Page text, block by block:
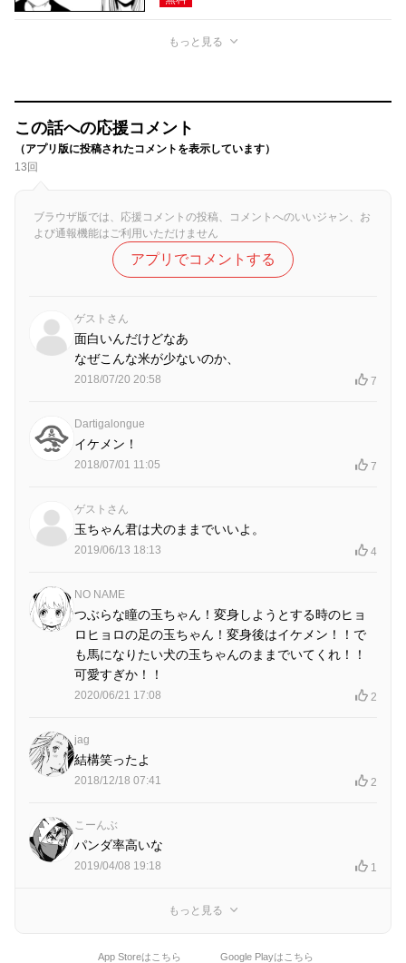
もっと見る
この話への応援コメント
（アプリ版に投稿されたコメントを表示しています）
13回
ブラウザ版では、応援コメントの投稿、コメントへのいいジャン、お
よび通報機能はご利用いただけません
アプリでコメントする
ゲストさん
面白いんだけどなあ
なぜこんな米が少ないのか、
2018/07/20 20:58 7
Dartigalongue
イケメン！
2018/07/01 11:05 7
ゲストさん
玉ちゃん君は犬のままでいいよ。
2019/06/13 18:13 4
NO NAME
つぶらな瞳の玉ちゃん！変身しようとする時のヒョ
ロヒョロの足の玉ちゃん！変身後はイケメン！！で
も馬になりたい犬の玉ちゃんのままでいてくれ！！
可愛すぎか！！
2020/06/21 17:08 2
jag
結構笑ったよ
2018/12/18 07:41 2
こーんぶ
パンダ率高いな
2019/04/08 19:18 1
もっと見る
App Storeはこちら Google Playはこちら